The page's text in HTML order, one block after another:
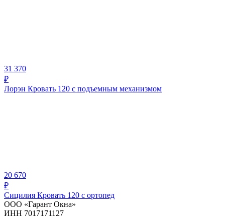
31 370
₽
Лорэн Кровать 120 с подъемным механизмом
20 670
₽
Сицилия Кровать 120 с ортопед
ООО «Гарант Окна»
ИНН 7017171127